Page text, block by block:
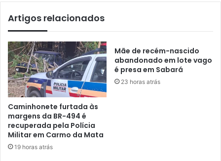
Artigos relacionados
Caminhonete furtada às
margens da BR-494 é
recuperada pela Polícia
Militar em Carmo da Mata
19 horas atrás
Mãe de recém-nascido
abandonado em lote vago
é presa em Sabará
23 horas atrás